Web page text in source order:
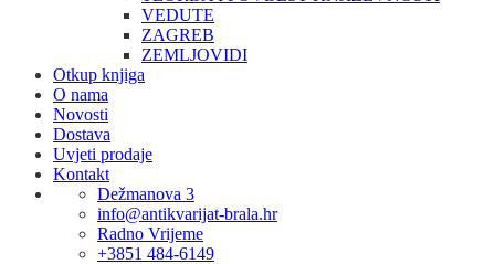
VEDUTE
ZAGREB
ZEMLJOVIDI
Otkup knjiga
O nama
Novosti
Dostava
Uvjeti prodaje
Kontakt
Dežmanova 3
info@antikvarijat-brala.hr
Radno Vrijeme
+3851 484-6149